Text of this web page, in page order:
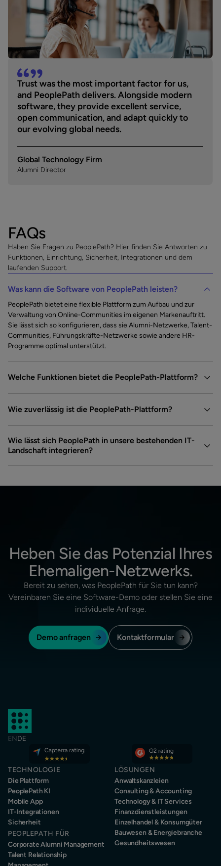
Trust was the most important factor for us,
and PeoplePath delivers. Alongside modern
software, they provide excellent service,
open communication, and adapt quickly to
our evolving global needs.
Global Technology Firm
Alumni Director
FAQs
Haben Sie Fragen zu PeoplePath? Hier finden Sie Antworten zu
Funktionen, Einrichtung, Sicherheit, Integrationen und dem
laufenden Support.
Was kann die Software von PeoplePath leisten?
PeoplePath bietet eine flexible Plattform zum Aufbau und zur
Verwaltung von Online-Communities im eigenen Markenauftritt.
Sie lässt sich so konfigurieren, dass sie Alumni-Netzwerke, Talent-
Communities, Führungskräfte-Netzwerke sowie andere HR-
Programme optimal unterstützt.
Welche Funktionen bietet die PeoplePath-Plattform?
Wie zuverlässig ist die PeoplePath-Plattform?
Wie lässt sich PeoplePath in unsere bestehenden IT-
Landschaft integrieren?
Heben Sie das Potenzial Ihres
Ehemaligen-Netzwerks.
Bereit zu sehen, was PeoplePath für Sie tun kann?
Vereinbaren Sie eine Software-Demo oder stellen Sie eine
individuelle Anfrage.
Demo anfragen Kontaktformular
ENDE
TECHNOLOGIE
Die Plattform
PeoplePath KI
Mobile App
IT-Integrationen
Sicherheit
PEOPLEPATH FÜR
Corporate Alumni Management
Talent Relationship
LÖSUNGEN
Anwaltskanzleien
Consulting & Accounting
Technology & IT Services
Finanzdienstleistungen
Einzelhandel & Konsumgüter
Bauwesen & Energiebranche
Gesundheitswesen